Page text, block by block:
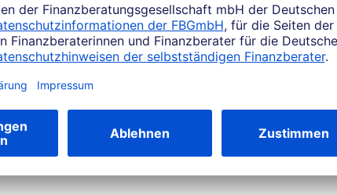
Unser Team
Sie Teil des Teams